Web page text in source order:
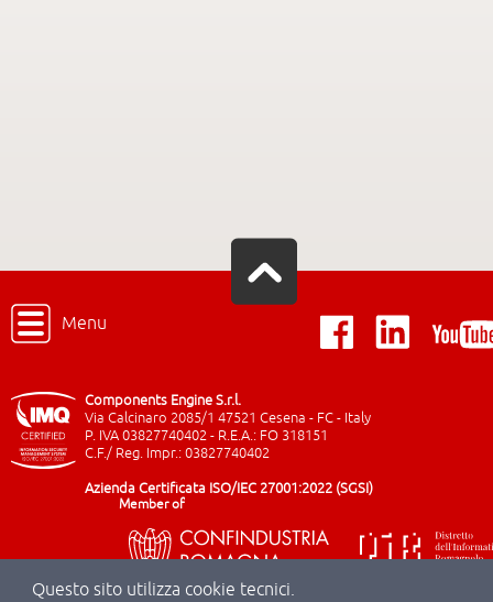
Questo sito utilizza cookie tecnici.
Menu
Components Engine S.r.l.
Via Calcinaro 2085/1 47521 Cesena - FC - Italy
P. IVA 03827740402 - R.E.A.: FO 318151
C.F./ Reg. Impr.: 03827740402
Azienda Certificata ISO/IEC 27001:2022 (SGSI)
Member of